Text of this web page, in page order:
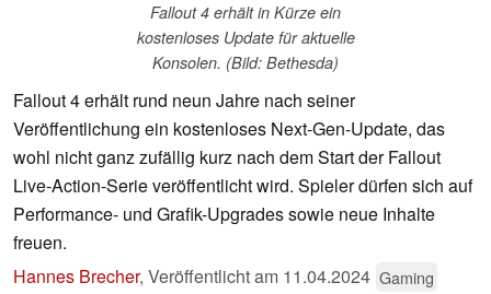
Fallout 4 erhält in Kürze ein
kostenloses Update für aktuelle
Konsolen. (Bild: Bethesda)
Fallout 4 erhält rund neun Jahre nach seiner
Veröffentlichung ein kostenloses Next-Gen-Update, das
wohl nicht ganz zufällig kurz nach dem Start der Fallout
Live-Action-Serie veröffentlicht wird. Spieler dürfen sich auf
Performance- und Grafik-Upgrades sowie neue Inhalte
freuen.
Hannes Brecher, Veröffentlicht am 11.04.2024 Gaming